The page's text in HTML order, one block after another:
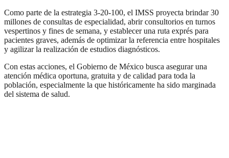
Como parte de la estrategia 3-20-100, el IMSS proyecta brindar 30
millones de consultas de especialidad, abrir consultorios en turnos
vespertinos y fines de semana, y establecer una ruta exprés para
pacientes graves, además de optimizar la referencia entre hospitales
y agilizar la realización de estudios diagnósticos.
Con estas acciones, el Gobierno de México busca asegurar una
atención médica oportuna, gratuita y de calidad para toda la
población, especialmente la que históricamente ha sido marginada
del sistema de salud.